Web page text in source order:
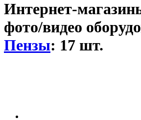
Интернет-
фото/видео
Пензы: 17 шт.